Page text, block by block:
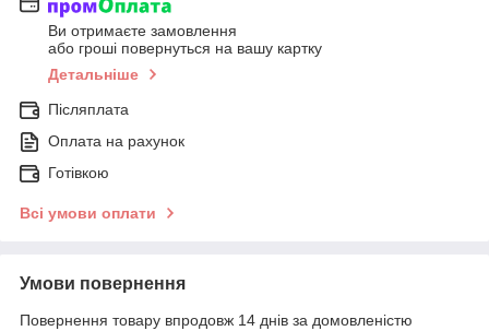
Ви отримаєте замовлення
або гроші повернуться на вашу картку
Детальніше
Післяплата
Оплата на рахунок
Готівкою
Всі умови оплати
Умови повернення
Повернення товару впродовж 14 днів за домовленістю